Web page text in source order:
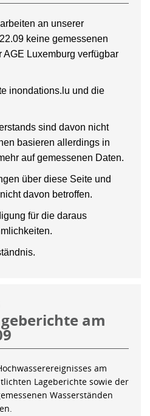
an unserer
keine gemessenen
AGE Luxemburg verfügbar
inondations.lu und die
sind davon nicht
basieren allerdings in
auf gemessenen Daten.
über diese Seite und
davon betroffen.
für die daraus
am
am
Lageberichte sowie der
Wasserständen